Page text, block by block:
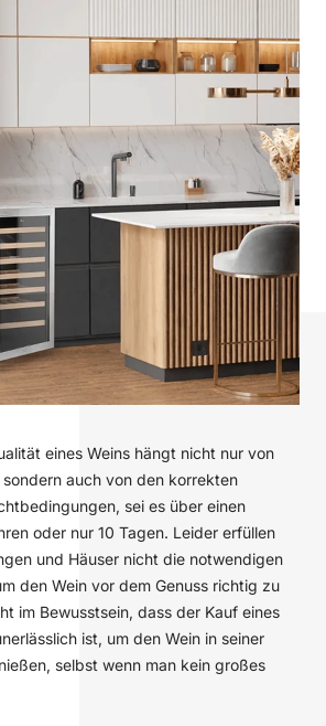
eines Weins hängt nicht nur von
auch von den korrekten
sei es über einen
oder nur 10 Tagen. Leider erfüllen
und Häuser nicht die notwendigen
den Wein vor dem Genuss richtig zu
im Bewusstsein, dass der Kauf eines
ist, um den Wein in seiner
selbst wenn man kein großes